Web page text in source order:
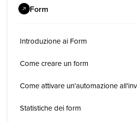
Form
Introduzione ai Form
Come creare un form
Come attivare un'automazione
Statistiche dei form